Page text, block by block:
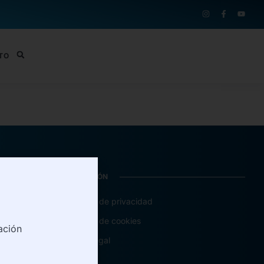
INFORMACIÓN
Política de privacidad
Política de cookies
Aviso legal